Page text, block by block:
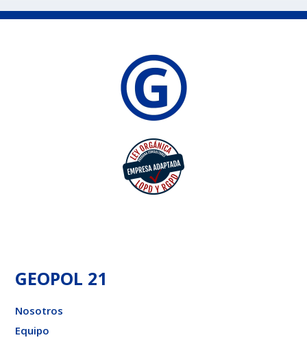
GEOPOL 21
Nosotros
Equipo